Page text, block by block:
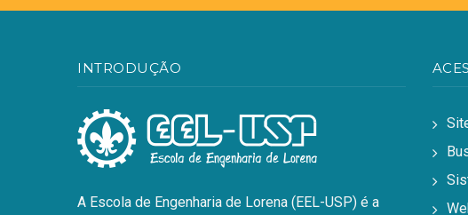
INTRODUÇÃO
A Escola de Engenharia de Lorena (EEL-USP) é a